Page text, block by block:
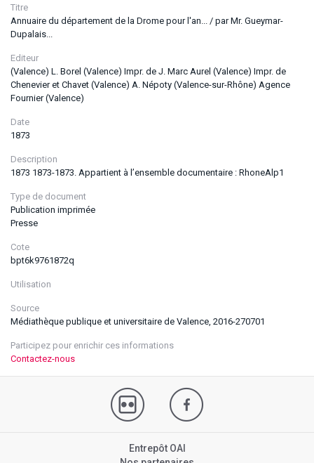
Titre
Annuaire du département de la Drome pour l'an... / par Mr. Gueymar-
Dupalais...
Editeur
(Valence) L. Borel (Valence) Impr. de J. Marc Aurel (Valence) Impr. de
Chenevier et Chavet (Valence) A. Népoty (Valence-sur-Rhône) Agence
Fournier (Valence)
Date
1873
Description
1873 1873-1873. Appartient à l’ensemble documentaire : RhoneAlp1
Type de document
Publication imprimée
Presse
Cote
bpt6k9761872q
Utilisation
Source
Médiathèque publique et universitaire de Valence, 2016-270701
Participez pour enrichir ces informations
Contactez-nous
Entrepôt OAI